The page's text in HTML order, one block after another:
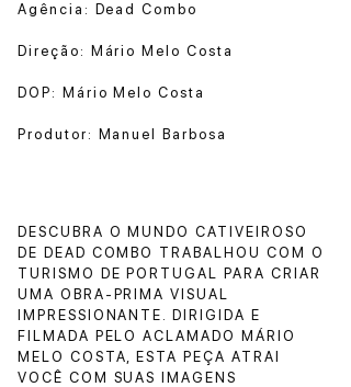
Agência: Dead Combo
Direção: Mário Melo Costa
DOP: Mário Melo Costa
Produtor: Manuel Barbosa
DESCUBRA O MUNDO CATIVEIROSO
DE DEAD COMBO TRABALHOU COM O
TURISMO DE PORTUGAL PARA CRIAR
UMA OBRA-PRIMA VISUAL
IMPRESSIONANTE. DIRIGIDA E
FILMADA PELO ACLAMADO MÁRIO
MELO COSTA, ESTA PEÇA ATRAI
VOCÊ COM SUAS IMAGENS